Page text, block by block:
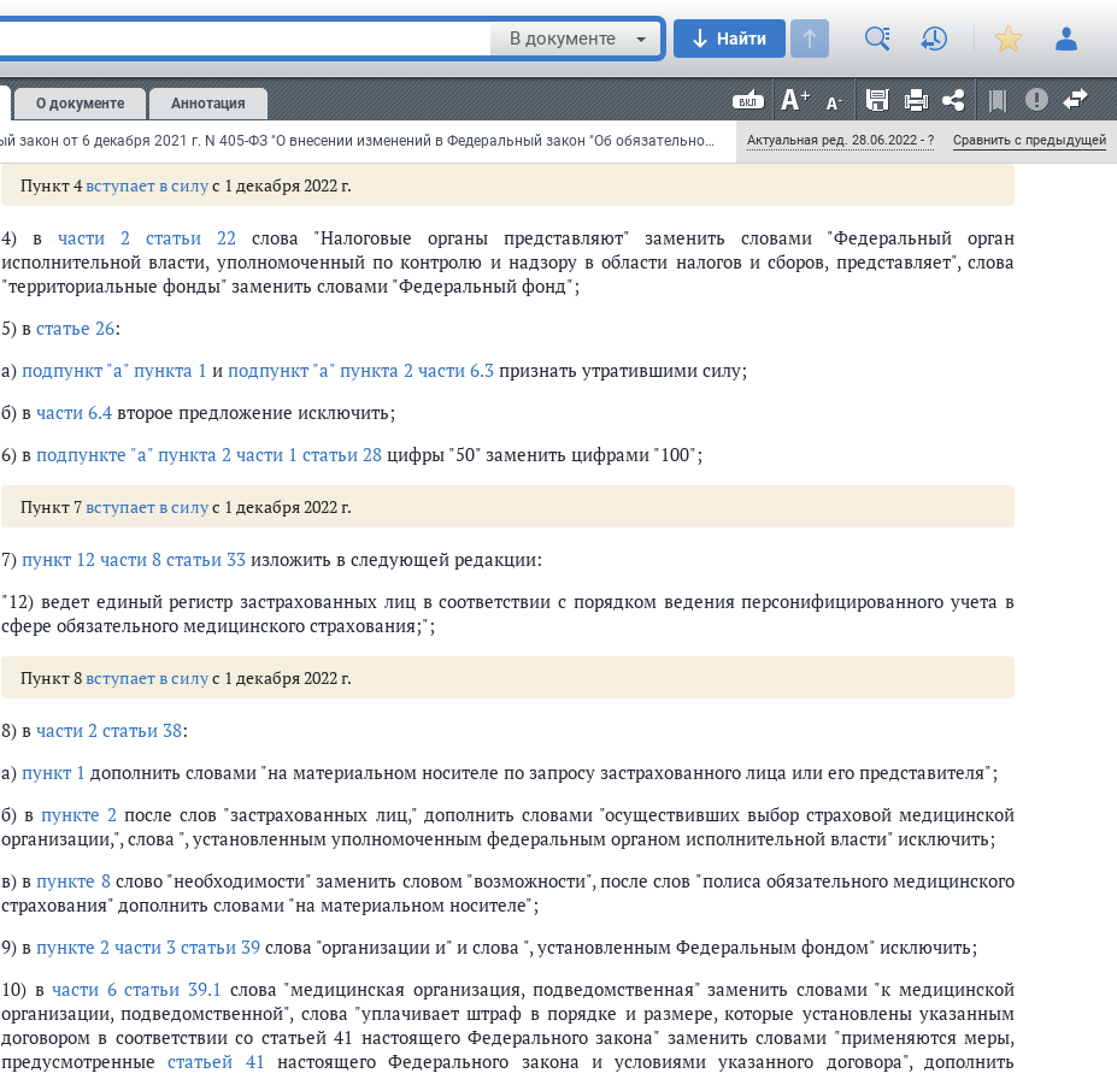
В документе Найти
О документе Аннотация
Федеральный закон от 6 декабря 2021 г. N 405-ФЗ "О внесении изменений в Федеральный закон "Об обязательном медицинском страховании в Российской Федерации" и статью 13.2 Федерального закона "Об актах гражданского состояния" (с изменениями и дополнениями) Актуальная ред. 28.06.2022 - ? Сравнить с предыдущей
Пункт 3вступает в силус 1 декабря 2022 г.
3) вчасти 4 статьи 17слова "территориальные фонды" заменить словами "Федеральный фонд", после слова "между"
дополнить словом "федеральным";
Пункт 4вступает в силус 1 декабря 2022 г.
4) в части 2 статьи 22 слова "Налоговые органы представляют" заменить словами "Федеральный орган
исполнительной власти, уполномоченный по контролю и надзору в области налогов и сборов, представляет", слова
"территориальные фонды" заменить словами "Федеральный фонд";
5) в статье 26:
а) подпункт "а" пункта 1 и подпункт "а" пункта 2 части 6.3 признать утратившими силу;
б) в части 6.4 второе предложение исключить;
6) в подпункте "а" пункта 2 части 1 статьи 28 цифры "50" заменить цифрами "100";
Пункт 7вступает в силус 1 декабря 2022 г.
7) пункт 12 части 8 статьи 33 изложить в следующей редакции:
"12) ведет единый регистр застрахованных лиц в соответствии с порядком ведения персонифицированного учета в
сфере обязательного медицинского страхования;";
Пункт 8вступает в силус 1 декабря 2022 г.
8) в части 2 статьи 38:
а) пункт 1 дополнить словами "на материальном носителе по запросу застрахованного лица или его представителя";
б) впункте 2 после слов "застрахованных лиц," дополнить словами "осуществивших выбор страховой медицинской
организации,", слова ", установленным уполномоченным федеральным органом исполнительной власти" исключить;
в) впункте 8слово "необходимости" заменить словом "возможности", после слов "полиса обязательного медицинского
страхования" дополнить словами "на материальном носителе";
9) в пункте 2 части 3 статьи 39 слова "организации и" и слова ", установленным Федеральным фондом" исключить;
10) вчасти 6 статьи 39.1 слова "медицинская организация, подведомственная" заменить словами "к медицинской
организации, подведомственной", слова "уплачивает штраф в порядке и размере, которые установлены указанным
договором в соответствии со статьей 41 настоящего Федерального закона" заменить словами "применяются меры,
предусмотренныестатьей 41 настоящего Федерального закона и условиями указанного договора", дополнить